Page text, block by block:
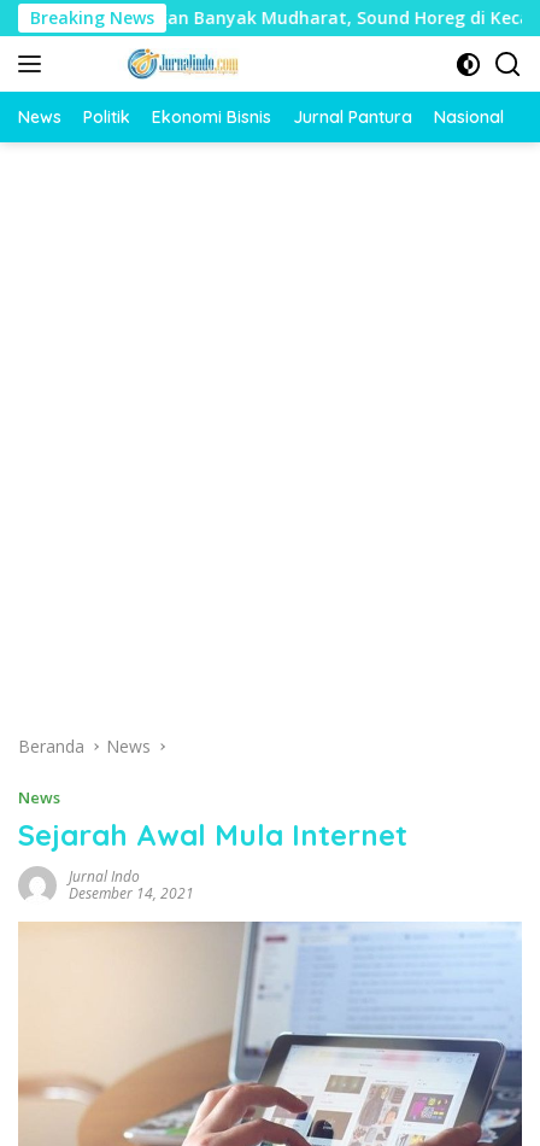
Langsung
ke
konten
Breaking News
Timbulkan Banyak Mudharat, Sound Horeg di Kecamatan
News Politik Ekonomi Bisnis Jurnal Pantura Nasional
Beranda News
News
Sejarah Awal Mula Internet
Jurnal Indo
Desember 14, 2021